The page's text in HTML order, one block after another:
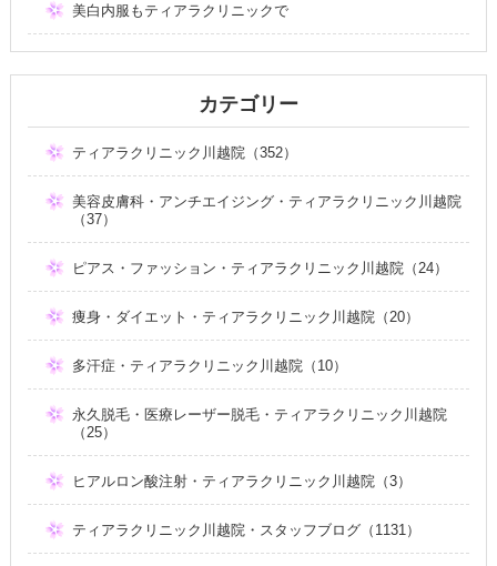
美白内服もティアラクリニックで
カテゴリー
ティアラクリニック川越院（352）
美容皮膚科・アンチエイジング・ティアラクリニック川越院
（37）
ピアス・ファッション・ティアラクリニック川越院（24）
痩身・ダイエット・ティアラクリニック川越院（20）
多汗症・ティアラクリニック川越院（10）
永久脱毛・医療レーザー脱毛・ティアラクリニック川越院
（25）
ヒアルロン酸注射・ティアラクリニック川越院（3）
ティアラクリニック川越院・スタッフブログ（1131）